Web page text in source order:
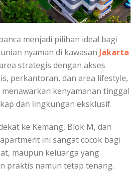
menjadi pilihan ideal bagi
nyaman di kawasan Jakarta
strategis dengan akses
perkantoran, dan area lifestyle,
kenyamanan tinggal
dan lingkungan eksklusif.
ke Kemang, Blok M, dan
ini sangat cocok bagi
maupun keluarga yang
praktis namun tetap tenang.